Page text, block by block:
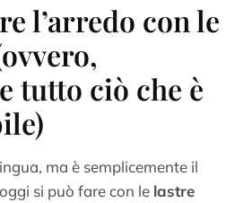
l’arredo con le
tutto ciò che è
ma è semplicemente il
si può fare con le lastre